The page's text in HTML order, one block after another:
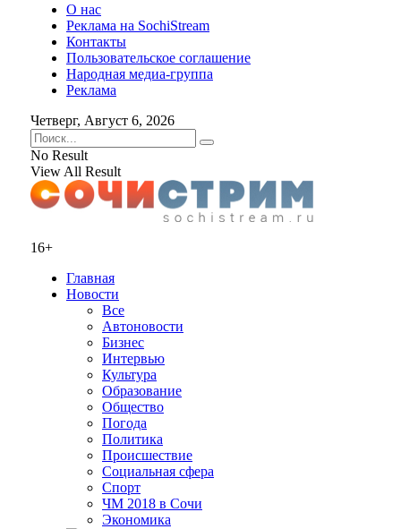
О нас
Реклама на SochiStream
Контакты
Пользовательское соглашение
Народная медиа-группа
Реклама
Четверг, Август 6, 2026
No Result
View All Result
16+
Главная
Новости
Все
Автоновости
Бизнес
Интервью
Культура
Образование
Общество
Погода
Политика
Происшествие
Социальная сфера
Спорт
ЧМ 2018 в Сочи
Экономика